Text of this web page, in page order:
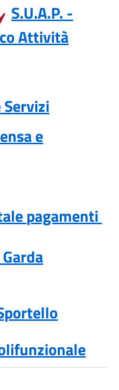
S.U.A.P. -
Attività
e
pagamenti